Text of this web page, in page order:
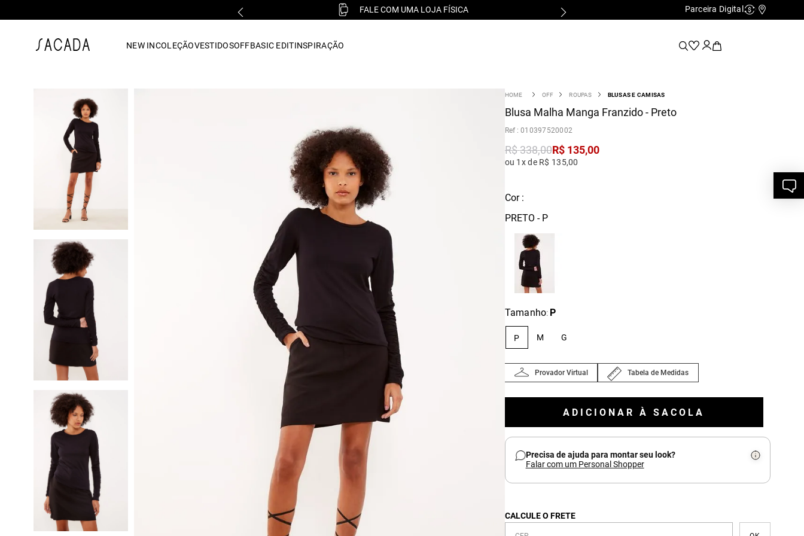
FALE COM UMA LOJA FÍSICA Parceira Digital Cashback
NEW INCOLEÇÃOVESTIDOSOFFBASIC EDITINSPIRAÇÃO
OFF ROUPAS BLUSAS E CAMISAS
Blusa Malha Manga Franzido - Preto
:010397520002
R$338,00R$ 135,00
ou 1x de R$ 135,00
Cor :
PRETO - P
Tamanho: P
P M G
Provador Virtual Tabela de Medidas
ADICIONAR À SACOLA
Precisa de ajuda para montar seu look?
Falar com um Personal Shopper
CALCULE O FRETE
vestido midi
vestido curto